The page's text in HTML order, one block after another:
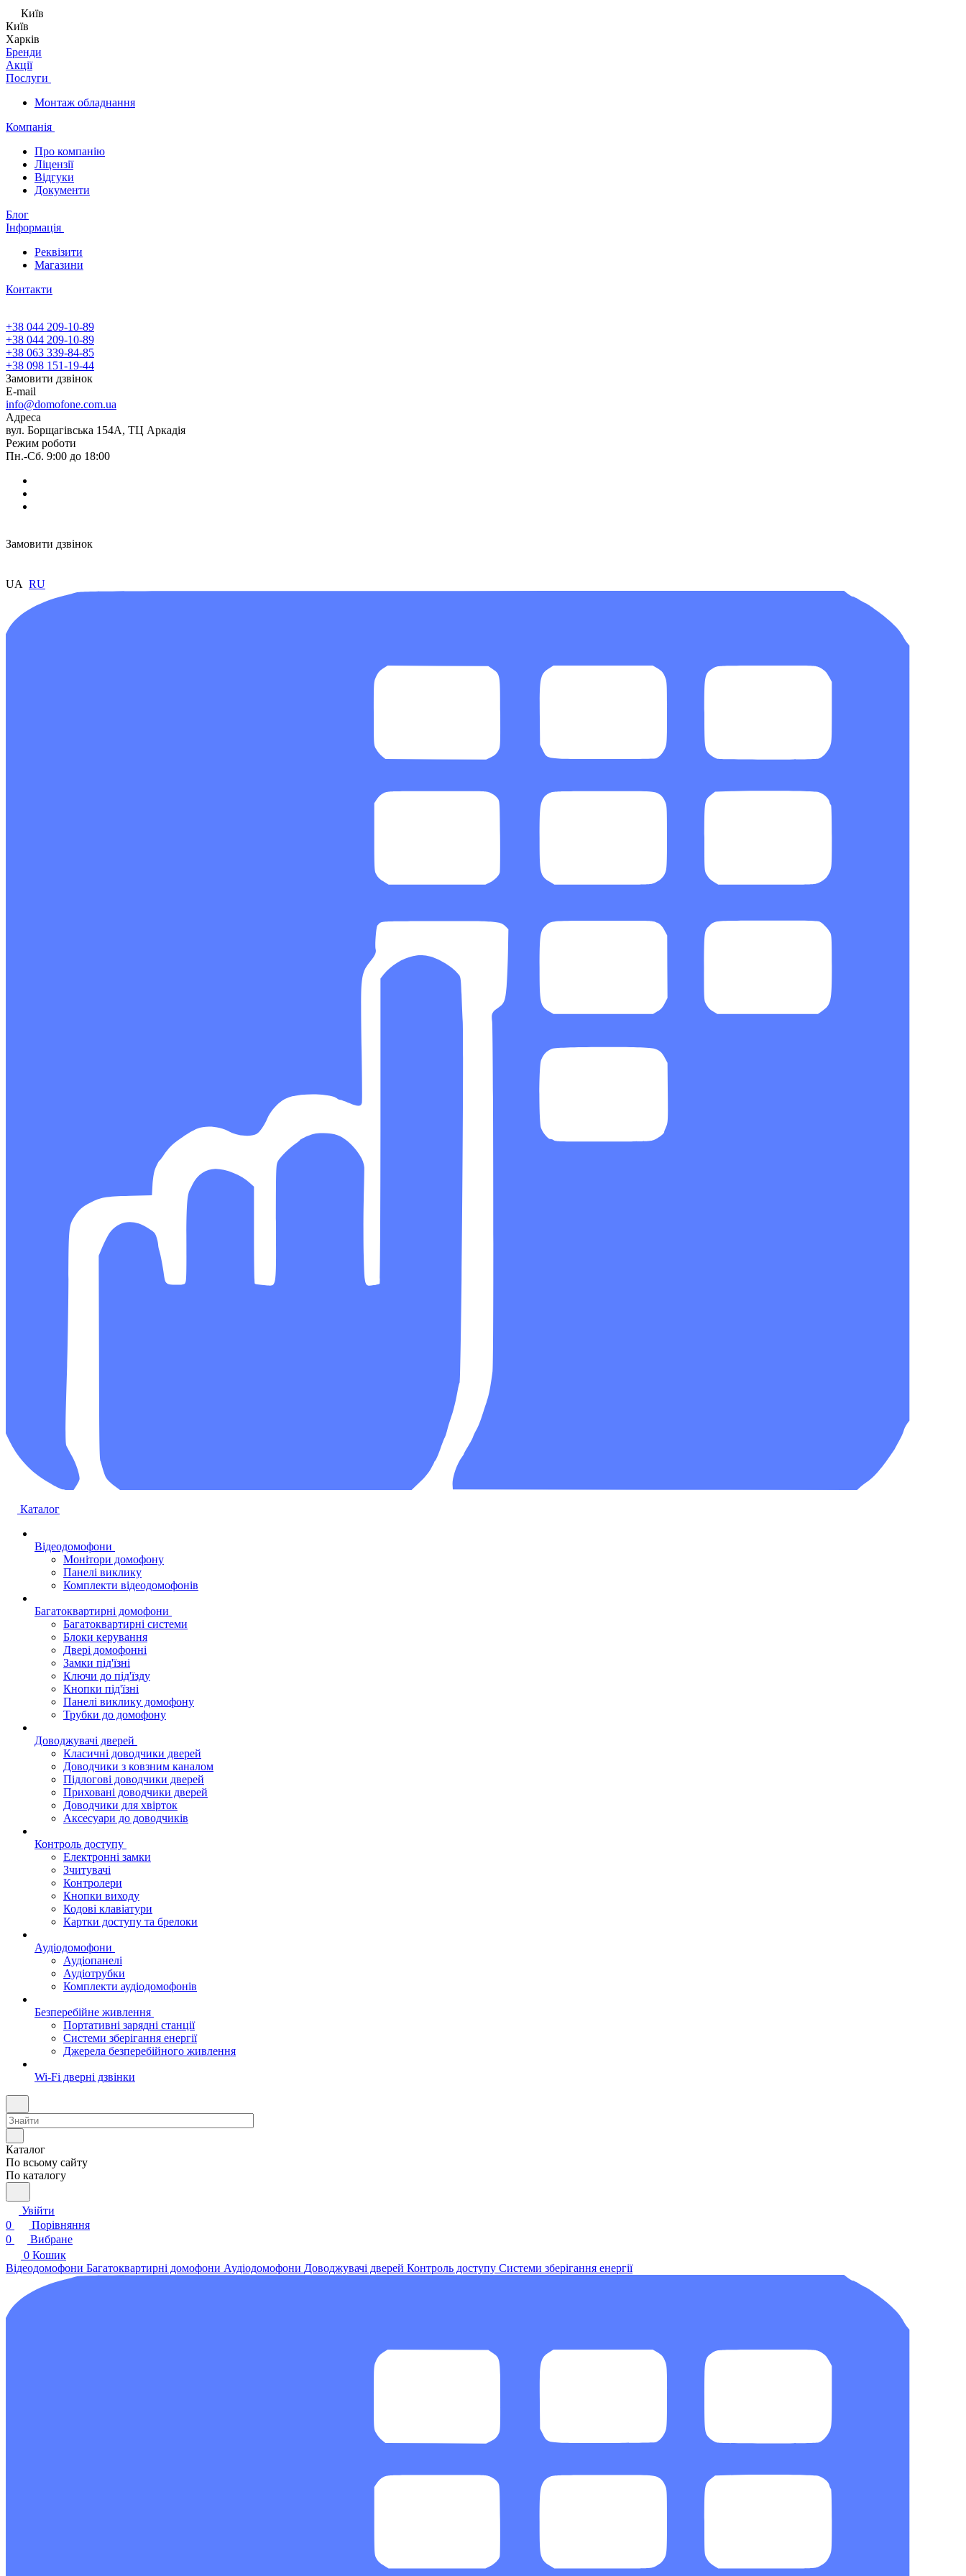
Київ
Київ
Харків
Бренди
Акції
Послуги
Монтаж обладнання
Компанія
Про компанію
Ліцензії
Відгуки
Документи
Блог
Інформація
Реквізити
Магазини
Контакти
+38 044 209-10-89
+38 044 209-10-89
+38 063 339-84-85
+38 098 151-19-44
Замовити дзвінок
E-mail
info@domofone.com.ua
Адреса
вул. Борщагівська 154А, ТЦ Аркадія
Режим роботи
Пн.-Сб. 9:00 до 18:00
Замовити дзвінок
UA RU
Каталог
Відеодомофони
Монітори домофону
Панелі виклику
Комплекти відеодомофонів
Багатоквартирні домофони
Багатоквартирні системи
Блоки керування
Двері домофонні
Замки під'їзні
Ключи до під'їзду
Кнопки під'їзні
Панелі виклику домофону
Трубки до домофону
Доводжувачі дверей
Класичні доводчики дверей
Доводчики з ковзним каналом
Підлогові доводчики дверей
Приховані доводчики дверей
Доводчики для хвірток
Аксесуари до доводчиків
Контроль доступу
Електронні замки
Зчитувачі
Контролери
Кнопки виходу
Кодові клавіатури
Картки доступу та брелоки
Аудіодомофони
Аудіопанелі
Аудіотрубки
Комплекти аудіодомофонів
Безперебійне живлення
Портативні зарядні станції
Системи зберігання енергії
Джерела безперебійного живлення
Wi-Fi дверні дзвінки
Каталог
По всьому сайту
По каталогу
Увійти
0
Порівняння
0
Вибране
0 Кошик
Відеодомофони Багатоквартирні домофони Аудіодомофони Доводжувачі дверей Контроль доступу Системи зберігання енергії